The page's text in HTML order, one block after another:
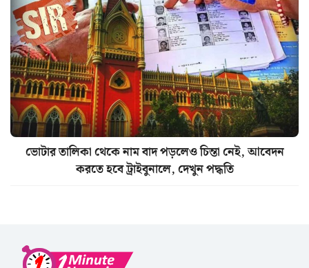
ভোটার তালিকা থেকে নাম বাদ পড়লেও চিন্তা নেই, আবেদন
করতে হবে ট্রাইবুনালে, দেখুন পদ্ধতি